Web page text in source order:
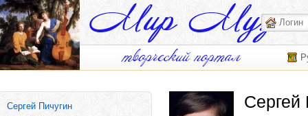
Сергей Пичугин
Сергей